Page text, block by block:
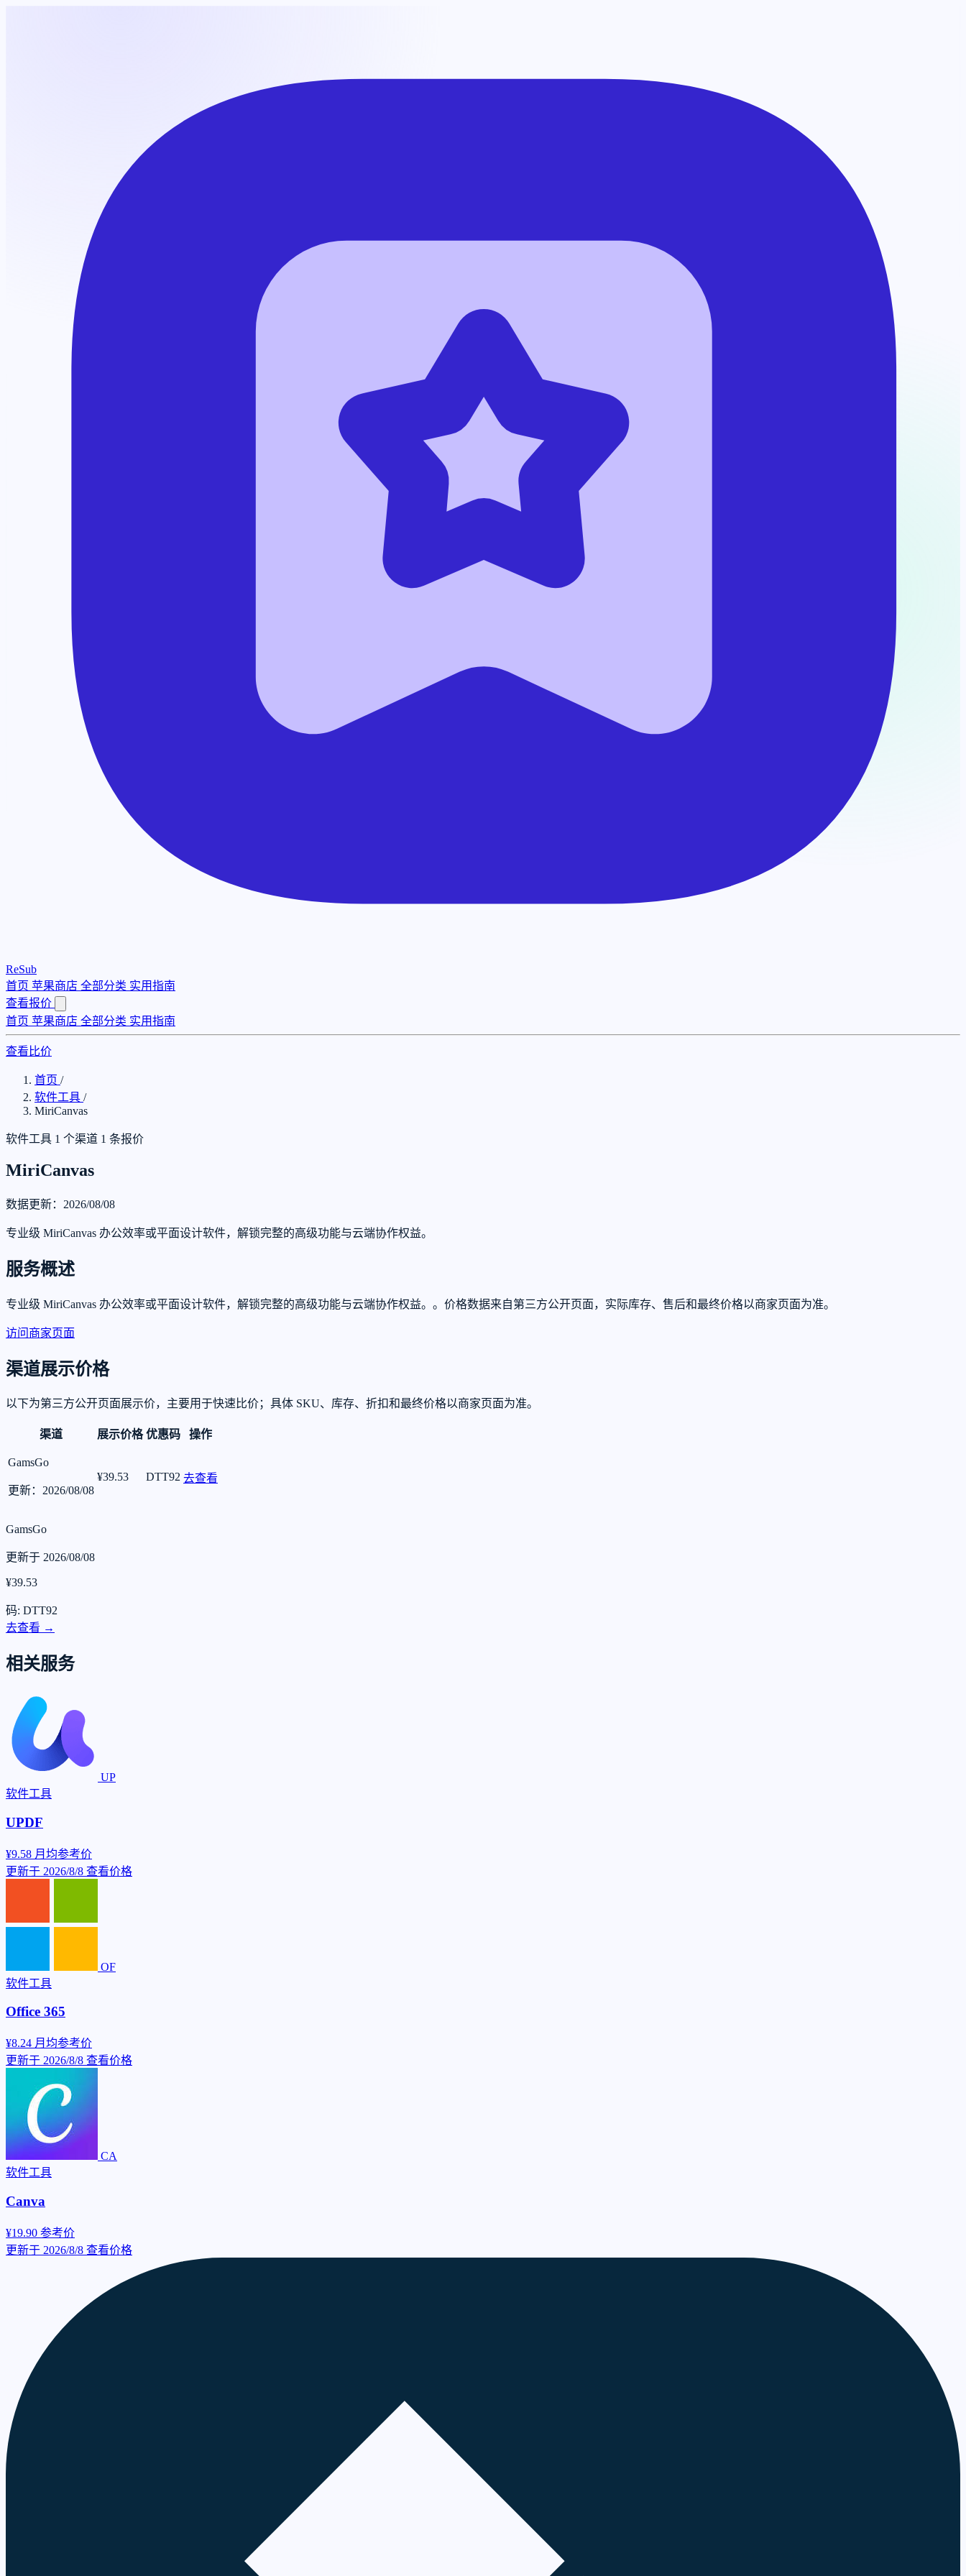
ReSub
首页 苹果商店 全部分类 实用指南
查看报价
首页 苹果商店 全部分类 实用指南
查看比价
首页 /
软件工具 /
MiriCanvas
软件工具 1 个渠道 1 条报价
MiriCanvas
数据更新：2026/08/08
专业级 MiriCanvas 办公效率或平面设计软件，解锁完整的高级功能与云端协作权益。
服务概述
专业级 MiriCanvas 办公效率或平面设计软件，解锁完整的高级功能与云端协作权益。。价格数据来自第三方公开页面，实际库存、售后和最终价格以商家页面为准。
访问商家页面
渠道展示价格
以下为第三方公开页面展示价，主要用于快速比价；具体 SKU、库存、折扣和最终价格以商家页面为准。
渠道 展示价格 优惠码 操作
GamsGo
更新：2026/08/08
¥39.53 DTT92 去查看
GamsGo
更新于 2026/08/08
¥39.53
码: DTT92
去查看 →
相关服务
UP
软件工具
UPDF
¥9.58 月均参考价
更新于 2026/8/8 查看价格
OF
软件工具
Office 365
¥8.24 月均参考价
更新于 2026/8/8 查看价格
CA
软件工具
Canva
¥19.90 参考价
更新于 2026/8/8 查看价格